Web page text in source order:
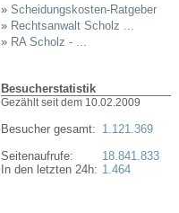
» Scheidungskosten-Ratgeber
» Rechtsanwalt Scholz ...
» RA Scholz - ...
Besucherstatistik
Gezählt seit dem 10.02.2009
Besucher gesamt:
Seitenaufrufe:
In den letzten 24h:
1.121.369
18.841.833
1.464